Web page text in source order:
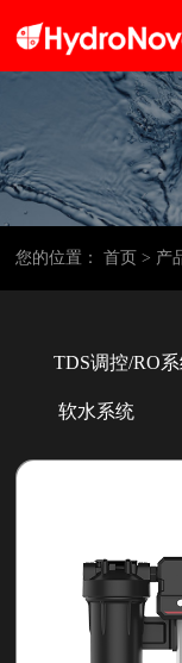
您的位置：首页 > 产
TDS调控/RO
软水系统